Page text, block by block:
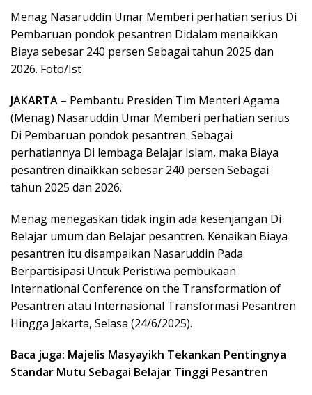
Menag Nasaruddin Umar Memberi perhatian serius Di
Pembaruan pondok pesantren Didalam menaikkan
Biaya sebesar 240 persen Sebagai tahun 2025 dan
2026. Foto/Ist
JAKARTA – Pembantu Presiden Tim Menteri Agama
(Menag) Nasaruddin Umar Memberi perhatian serius
Di Pembaruan pondok pesantren. Sebagai
perhatiannya Di lembaga Belajar Islam, maka Biaya
pesantren dinaikkan sebesar 240 persen Sebagai
tahun 2025 dan 2026.
Menag menegaskan tidak ingin ada kesenjangan Di
Belajar umum dan Belajar pesantren. Kenaikan Biaya
pesantren itu disampaikan Nasaruddin Pada
Berpartisipasi Untuk Peristiwa pembukaan
International Conference on the Transformation of
Pesantren atau Internasional Transformasi Pesantren
Hingga Jakarta, Selasa (24/6/2025).
Baca juga: Majelis Masyayikh Tekankan Pentingnya
Standar Mutu Sebagai Belajar Tinggi Pesantren